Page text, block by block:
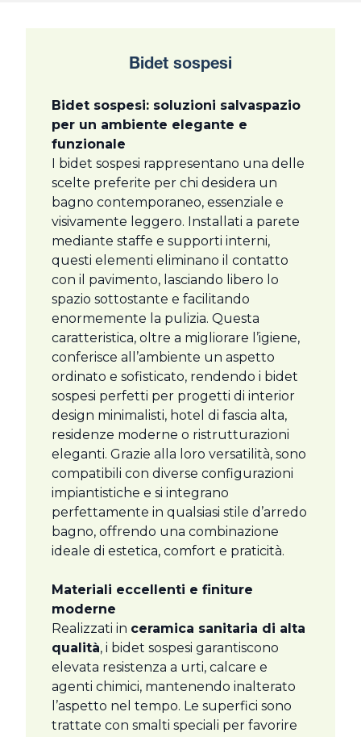
Bidet sospesi
Bidet sospesi: soluzioni salvaspazio
per un ambiente elegante e
funzionale
I bidet sospesi rappresentano una delle
scelte preferite per chi desidera un
bagno contemporaneo, essenziale e
visivamente leggero. Installati a parete
mediante staffe e supporti interni,
questi elementi eliminano il contatto
con il pavimento, lasciando libero lo
spazio sottostante e facilitando
enormemente la pulizia. Questa
caratteristica, oltre a migliorare l’igiene,
conferisce all’ambiente un aspetto
ordinato e sofisticato, rendendo i bidet
sospesi perfetti per progetti di interior
design minimalisti, hotel di fascia alta,
residenze moderne o ristrutturazioni
eleganti. Grazie alla loro versatilità, sono
compatibili con diverse configurazioni
impiantistiche e si integrano
perfettamente in qualsiasi stile d’arredo
bagno, offrendo una combinazione
ideale di estetica, comfort e praticità.
Materiali eccellenti e finiture
moderne
Realizzati in ceramica sanitaria di alta
qualità, i bidet sospesi garantiscono
elevata resistenza a urti, calcare e
agenti chimici, mantenendo inalterato
l’aspetto nel tempo. Le superfici sono
trattate con smalti speciali per favorire